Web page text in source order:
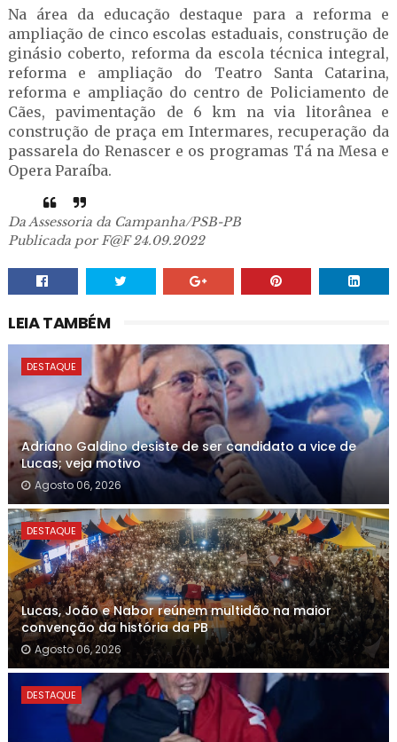
Na área da educação destaque para a reforma e
ampliação de cinco escolas estaduais, construção de
ginásio coberto, reforma da escola técnica integral,
reforma e ampliação do Teatro Santa Catarina,
reforma e ampliação do centro de Policiamento de
Cães, pavimentação de 6 km na via litorânea e
construção de praça em Intermares, recuperação da
passarela do Renascer e os programas Tá na Mesa e
Opera Paraíba.
Da Assessoria da Campanha/PSB-PB
Publicada por F@F 24.09.2022
LEIA TAMBÉM
DESTAQUE
Adriano Galdino desiste de ser candidato a vice de
Lucas; veja motivo
Agosto 06, 2026
DESTAQUE
Lucas, João e Nabor reúnem multidão na maior
convenção da história da PB
Agosto 06, 2026
DESTAQUE